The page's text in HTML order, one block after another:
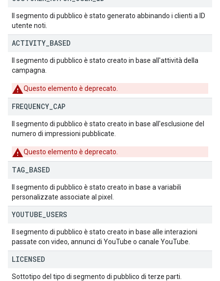
Il segmento di pubblico è stato generato abbinando i clienti a ID
utente noti.
ACTIVITY BASED
Il segmento di pubblico è stato creato in base all'attività della
campagna.
Questo elemento è deprecato.
FREQUENCY CAP
Il segmento di pubblico è stato creato in base all'esclusione del
numero di impressioni pubblicate.
Questo elemento è deprecato.
TAG BASED
Il segmento di pubblico è stato creato in base a variabili
personalizzate associate al pixel.
YOUTUBE USERS
Il segmento di pubblico è stato creato in base alle interazioni
passate con video, annunci di YouTube o canale YouTube.
LICENSED
Sottotipo del tipo di segmento di pubblico di terze parti.